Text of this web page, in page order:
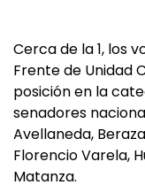
Cerca de la 1, los
Frente de Unidad
posición en la
senadores
Avellaneda,
Florencio Varela,
Matanza.